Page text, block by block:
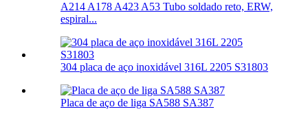
A214 A178 A423 A53 Tubo soldado reto, ERW,
espiral...
304 placa de aço inoxidável 316L 2205 S31803
Placa de aço de liga SA588 SA387